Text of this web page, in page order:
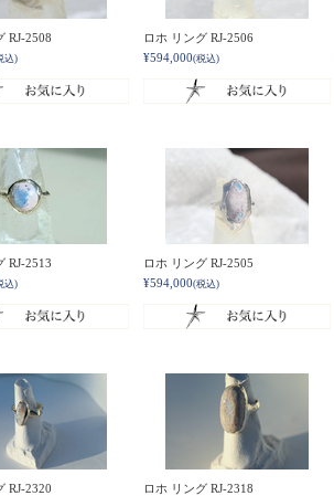
RJ-2508
込)
ロホ リング RJ-2506
¥594,000(税込)
RJ-2513
込)
ロホ リング RJ-2505
¥594,000(税込)
RJ-2320
ロホ リング RJ-2318